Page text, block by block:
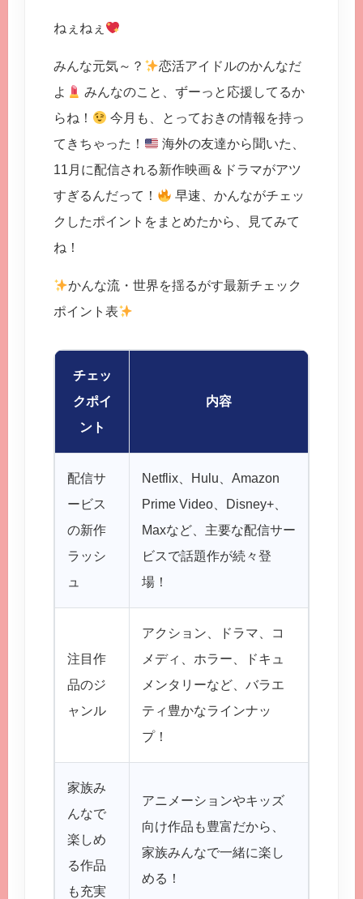
ねぇねぇ
みんな元気～？
恋活アイドルのかんなだ
よ
みんなのこと、ずーっと応援してるか
らね！
今月も、とっておきの情報を持っ
てきちゃった！
海外の友達から聞いた、
11月に配信される新作映画＆ドラマがアツ
すぎるんだって！
早速、かんながチェッ
クしたポイントをまとめたから、見てみて
ね！
かんな流・世界を揺るがす最新チェック
ポイント表
チェッ
クポイ
ント
内容
配信サ
ービス
の新作
ラッシ
ュ
Netflix、Hulu、Amazon
Prime Video、Disney+、
Maxなど、主要な配信サー
ビスで話題作が続々登
場！
注目作
品のジ
ャンル
アクション、ドラマ、コ
メディ、ホラー、ドキュ
メンタリーなど、バラエ
ティ豊かなラインナッ
プ！
家族み
んなで
楽しめ
る作品
も充実
アニメーションやキッズ
向け作品も豊富だから、
家族みんなで一緒に楽し
める！